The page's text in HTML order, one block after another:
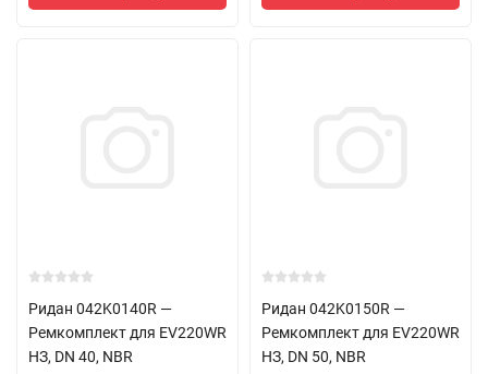
Ридан 042K0140R —
Ремкомплект для EV220WR
НЗ, DN 40, NBR
Ридан 042K0150R —
Ремкомплект для EV220WR
НЗ, DN 50, NBR